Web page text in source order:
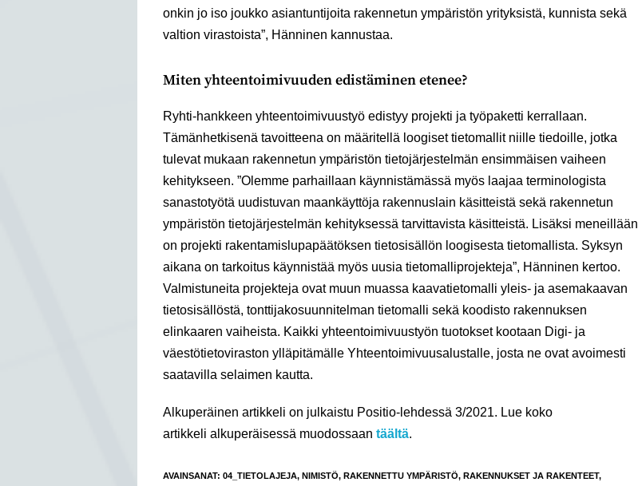
onkin jo iso joukko asiantuntijoita rakennetun ympäristön yrityksistä, kunnista sekä
valtion virastoista”, Hänninen kannustaa.
Miten yhteentoimivuuden edistäminen etenee?
Ryhti-hankkeen yhteentoimivuustyö edistyy projekti ja työpaketti kerrallaan.
Tämänhetkisenä tavoitteena on määritellä loogiset tietomallit niille tiedoille, jotka
tulevat mukaan rakennetun ympäristön tietojärjestelmän ensimmäisen vaiheen
kehitykseen. ”Olemme parhaillaan käynnistämässä myös laajaa terminologista
sanastotyötä uudistuvan maankäyttöja rakennuslain käsitteistä sekä rakennetun
ympäristön tietojärjestelmän kehityksessä tarvittavista käsitteistä. Lisäksi meneillään
on projekti rakentamislupapäätöksen tietosisällön loogisesta tietomallista. Syksyn
aikana on tarkoitus käynnistää myös uusia tietomalliprojekteja”, Hänninen kertoo.
Valmistuneita projekteja ovat muun muassa kaavatietomalli yleis- ja asemakaavan
tietosisällöstä, tonttijakosuunnitelman tietomalli sekä koodisto rakennuksen
elinkaaren vaiheista. Kaikki yhteentoimivuustyön tuotokset kootaan Digi- ja
väestötietoviraston ylläpitämälle Yhteentoimivuusalustalle, josta ne ovat avoimesti
saatavilla selaimen kautta.
Alkuperäinen artikkeli on julkaistu Positio-lehdessä 3/2021. Lue koko
artikkeli alkuperäisessä muodossaan täältä.
AVAINSANAT: 04_TIETOLAJEJA, NIMISTÖ, RAKENNETTU YMPÄRISTÖ, RAKENNUKSET JA RAKENTEET,